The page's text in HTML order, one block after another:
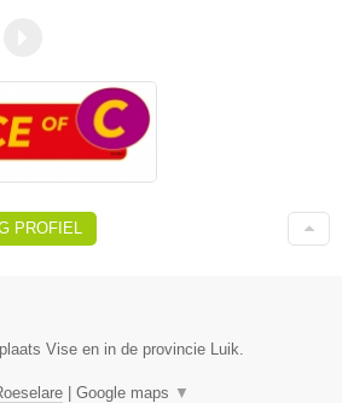
PROFIEL
Vise en in de provincie Luik.
Google maps ▼